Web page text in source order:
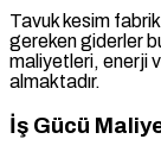
Tavuk kesim
gereken giderler
maliyetleri, enerji
almaktadır.
İş Gücü